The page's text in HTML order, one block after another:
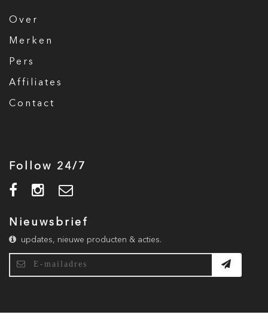
Over
Merken
Pers
Affiliates
Contact
Follow 24/7
Nieuwsbrief
updates, nieuwe producten & acties.